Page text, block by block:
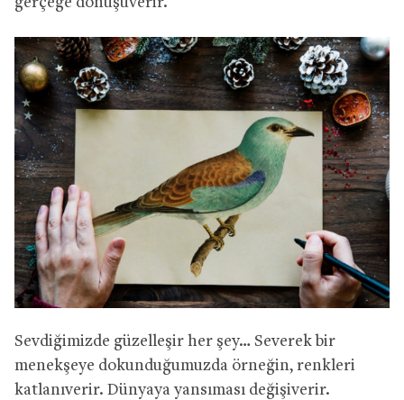
Sevdiğimizde güzelleşir her şey… Severek bir
menekşeye dokunduğumuzda örneğin, renkleri
katlanıverir. Dünyaya yansıması değişiverir.